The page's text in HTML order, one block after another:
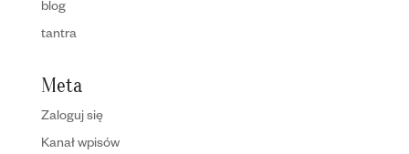
blog
tantra
Meta
Zaloguj się
Kanał wpisów